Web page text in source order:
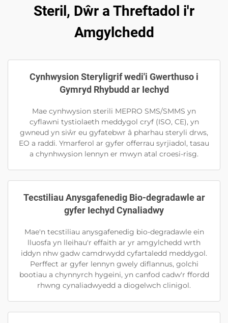
Steril, Dŵr a Threftadol i'r
Amgylchedd
Cynhwysion Steryligrif wedi'i Gwerthuso i
Gymryd Rhybudd ar Iechyd
Mae cynhwysion sterili MEPRO SMS/SMMS yn
cyflawni tystiolaeth meddygol cryf (ISO, CE), yn
gwneud yn siŵr eu gyfatebwr â pharhau steryli drws,
EO a raddi. Ymarferol ar gyfer offerrau syrjiadol, tasau
a chynhwysion lennyn er mwyn atal croesi-risg.
Tecstiliau Anysgafenedig Bio-degradawle ar
gyfer Iechyd Cynaliadwy
Mae'n tecstiliau anysgafenedig bio-degradawle ein
lluosfa yn lleihau'r effaith ar yr amgylchedd wrth
iddyn nhw gadw camdrwydd cyfartaledd meddygol.
Perffect ar gyfer lennyn gwely diflannus, golchi
bootiau a chynnyrch hygeini, yn canfod cadw'r ffordd
rhwng cynaliadwyedd a diogelwch clinigol.